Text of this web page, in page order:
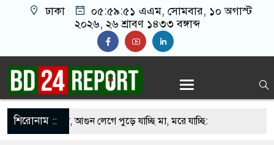
ঢাকা ০৫:৫৯:৫২ এএম, সোমবার, ১০ অগাস্ট
২০২৬, ২৬ শ্রাবণ ১৪৩৩ বঙ্গাব্দ
শিরোনাম ::
না নে মা, আগুন লেগে পুড়ে যাচ্ছি মা, মরে যাচ্ছি: